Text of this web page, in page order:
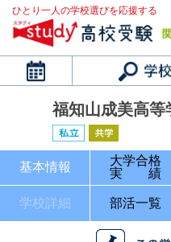
ひとり一人の学校選びを応援する
カレンダー
福知山成美高等
基本情報
大学合格
実 績
学校詳細 部活一覧